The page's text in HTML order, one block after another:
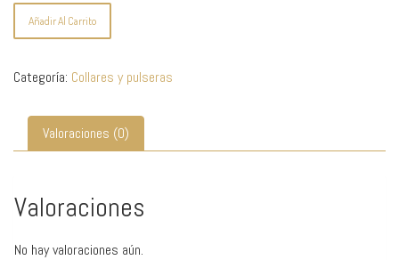
Gargantilla
perlas
cantidad
Añadir Al Carrito
Categoría: Collares y pulseras
Valoraciones (0)
Valoraciones
No hay valoraciones aún.